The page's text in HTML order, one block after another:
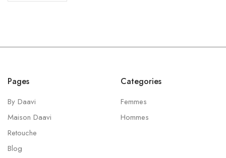
Pages
By Daavi
Maison Daavi
Retouche
Blog
Categories
Femmes
Hommes